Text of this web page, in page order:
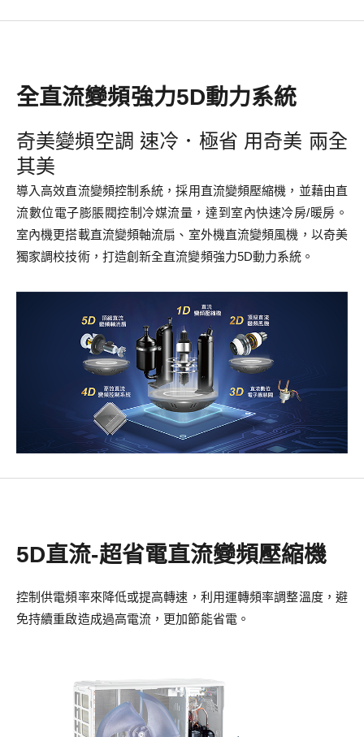
全直流變頻強力5D動力系統
奇美變頻空調 速冷．極省 用奇美 兩全
其美
導入高效直流變頻控制系統，採用直流變頻壓縮機，並藉由直
流數位電子膨脹閥控制冷媒流量，達到室內快速冷房/暖房。
室內機更搭載直流變頻軸流扇、室外機直流變頻風機，以奇美
獨家調校技術，打造創新全直流變頻強力5D動力系統。
5D直流-超省電直流變頻壓縮機
控制供電頻率來降低或提高轉速，利用運轉頻率調整溫度，避
免持續重啟造成過高電流，更加節能省電。